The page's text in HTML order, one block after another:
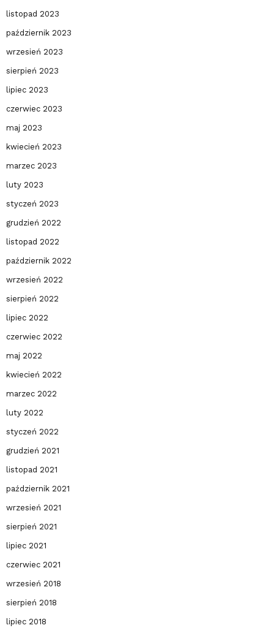
listopad 2023
październik 2023
wrzesień 2023
sierpień 2023
lipiec 2023
czerwiec 2023
maj 2023
kwiecień 2023
marzec 2023
luty 2023
styczeń 2023
grudzień 2022
listopad 2022
październik 2022
wrzesień 2022
sierpień 2022
lipiec 2022
czerwiec 2022
maj 2022
kwiecień 2022
marzec 2022
luty 2022
styczeń 2022
grudzień 2021
listopad 2021
październik 2021
wrzesień 2021
sierpień 2021
lipiec 2021
czerwiec 2021
wrzesień 2018
sierpień 2018
lipiec 2018